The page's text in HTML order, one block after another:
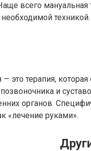
всего
— это терапия,
и
органов.
«лечение руками».